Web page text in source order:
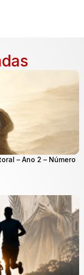
– Ano 2 – Número